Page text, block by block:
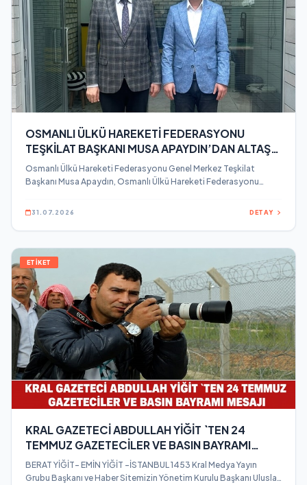
OSMANLI ÜLKÜ HAREKETİ FEDERASYONU
TEŞKİLAT BAŞKANI MUSA APAYDIN’DAN ALTAŞ
AİLESİNE BAŞSAĞLIĞI MESAJI
Osmanlı Ülkü Hareketi Federasyonu Genel Merkez Teşkilat
Başkanı Musa Apaydın, Osmanlı Ülkü Hareketi Federasyonu
Altaş'ın vefatını derin bir üzüntüyle öğrendiklerini belirterek Altaş
31.07.2026 DETAY
ETİKET
KRAL GAZETECİ ABDULLAH YİĞİT `TEN 24
TEMMUZ GAZETECİLER VE BASIN BAYRAMI
MESAJI
BERAT YİĞİT- EMİN YİĞİT -İSTANBUL 1453 Kral Medya Yayın
Grubu Başkanı ve Haber Sitemizin Yönetim Kurulu Başkanı Uluslar